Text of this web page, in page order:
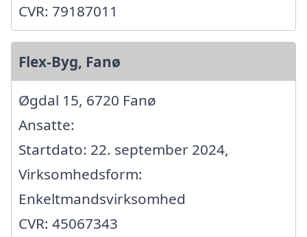
CVR: 79187011
Flex-Byg, Fanø
Øgdal 15, 6720 Fanø
Ansatte:
Startdato: 22. september 2024,
Virksomhedsform:
Enkeltmandsvirksomhed
CVR: 45067343